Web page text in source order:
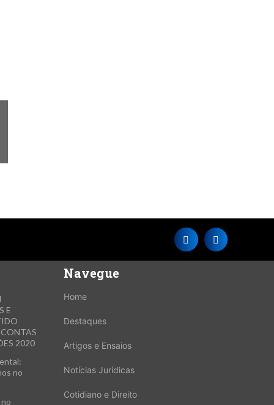
E
2020
no
Navegue
Home
Destaques
Artigos e Ensaios
Notícias Jurídicas
Cotidiano e Direito